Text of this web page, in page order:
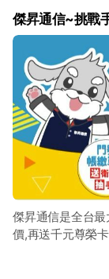
傑昇通信~挑戰
傑昇通信是全台
價,再送千元尊榮